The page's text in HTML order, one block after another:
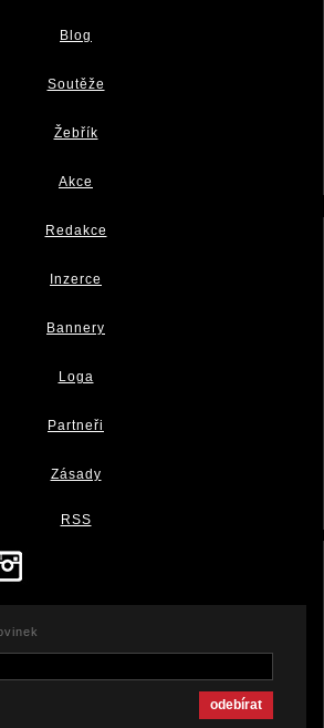
Blog
Soutěže
Žebřík
Akce
Redakce
Inzerce
Bannery
Loga
Partneři
Zásady
RSS